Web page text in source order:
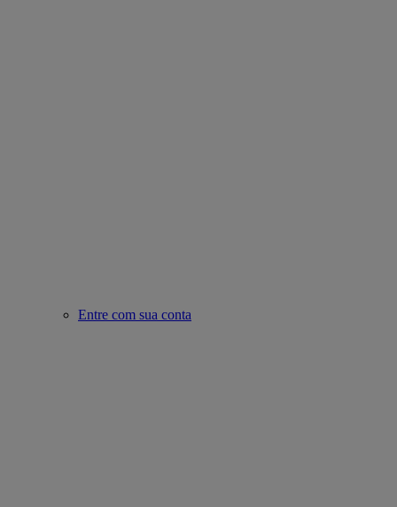
Entre com sua conta